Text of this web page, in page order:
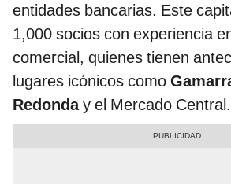
entidades bancarias. Este
1,000 socios con experiencia
comercial, quienes tienen
lugares icónicos como
Redonday el Mercado Central.